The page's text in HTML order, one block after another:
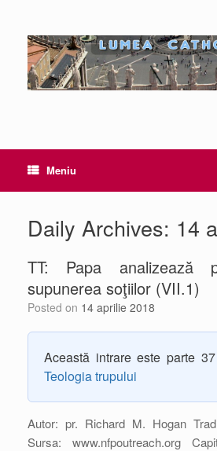
Meniu
Daily Archives: 14
TT: Papa analizează
supunerea soţiilor (VII.1)
Posted on 14 aprilie 2018
Această intrare este parte
Teologia trupului
Autor: pr. Richard M. Hogan
Sursa: www.nfpoutreach.org